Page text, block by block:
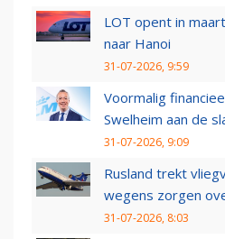
LOT opent in
naar Hanoi
31-07-2026, 9:59
Voormalig
Swelheim aan de
31-07-2026, 9:09
Rusland trekt
wegens zorgen
31-07-2026, 8:03